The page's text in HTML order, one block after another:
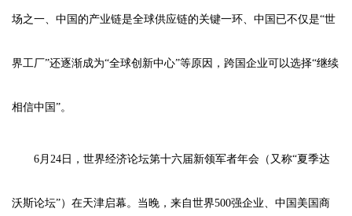
场之一、中国的产业链是全球供应链的关键一环、中国已不仅是“世
界工厂”还逐渐成为“全球创新中心”等原因，跨国企业可以选择“继续
相信中国”。
6月24日，世界经济论坛第十六届新领军者年会（又称“夏季达
沃斯论坛”）在天津启幕。当晚，来自世界500强企业、中国美国商